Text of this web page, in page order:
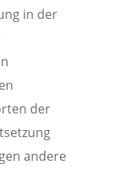
in der
der
andere